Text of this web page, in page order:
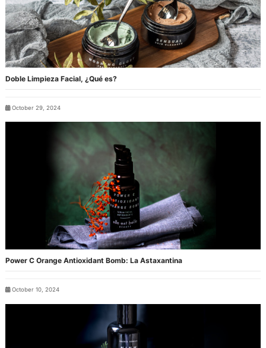
Doble Limpieza Facial, ¿Qué es?
October 29, 2024
Power C Orange Antioxidant Bomb: La Astaxantina
October 10, 2024